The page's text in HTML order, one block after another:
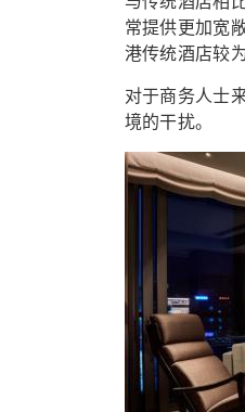
常提供更加宽
港传统酒店较
对于商务人士
境的干扰。